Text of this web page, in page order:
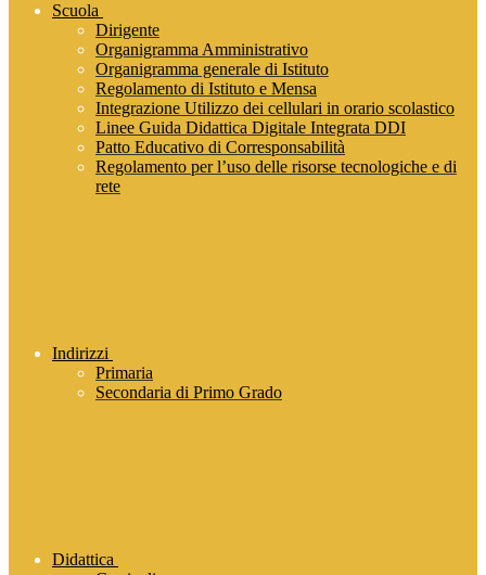
Scuola
Dirigente
Organigramma Amministrativo
Organigramma generale di Istituto
Regolamento di Istituto e Mensa
Integrazione Utilizzo dei cellulari in orario scolastico
Linee Guida Didattica Digitale Integrata DDI
Patto Educativo di Corresponsabilità
Regolamento per l’uso delle risorse tecnologiche e di
rete
Indirizzi
Primaria
Secondaria di Primo Grado
Didattica